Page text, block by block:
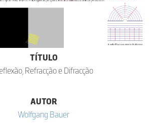
TÍTULO
Refracção e Difracção
AUTOR
Wolfgang Bauer